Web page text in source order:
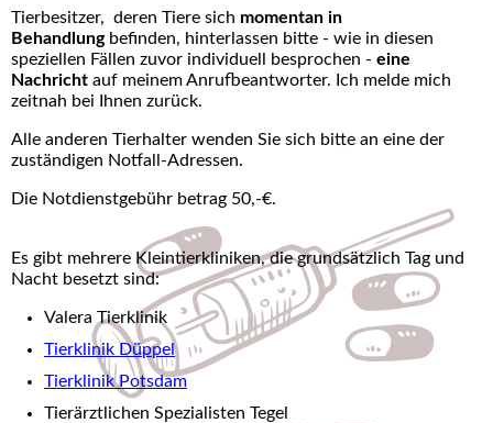
Tierbesitzer, deren Tiere sich momentan in
Behandlungbefinden, hinterlassen bitte - wie in diesen
speziellen Fällen zuvor individuell besprochen - eine
Nachricht auf meinem Anrufbeantworter. Ich melde mich
zeitnah bei Ihnen zurück.
Alle anderen Tierhalter wenden Sie sich bitte an eine der
zuständigen Notfall-Adressen.
Die Notdienstgebühr betrag 50,-€.
Es gibt mehrere Kleintierkliniken, die grundsätzlich Tag und
Nacht besetzt sind:
Valera Tierklinik
Tierklinik Düppel
Tierklinik Potsdam
Tierärztlichen Spezialisten Tegel